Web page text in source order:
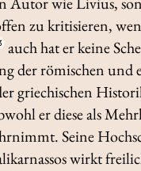
zu kritisieren,
auch hat er keine
der römischen und
griechischen
er diese als
Seine
wirkt